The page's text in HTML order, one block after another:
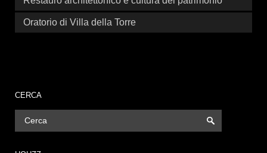
Oratorio di Villa della Torre
CERCA